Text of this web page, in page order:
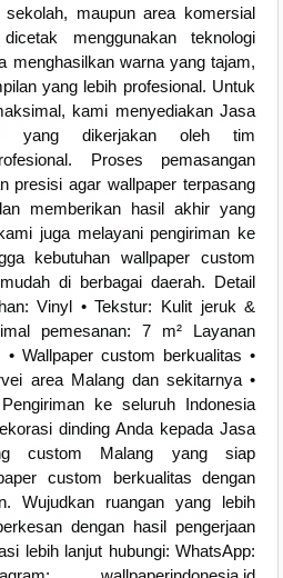
maupun area komersial
menggunakan teknologi
menghasilkan warna yang tajam,
yang lebih profesional. Untuk
kami menyediakan Jasa
yang dikerjakan oleh tim
Proses pemasangan
presisi agar wallpaper terpasang
memberikan hasil akhir yang
juga melayani pengiriman ke
kebutuhan wallpaper custom
di berbagai daerah. Detail
Vinyl • Tekstur: Kulit jeruk &
pemesanan: 7 m² Layanan
Wallpaper custom berkualitas •
area Malang dan sekitarnya •
ke seluruh Indonesia
dinding Anda kepada Jasa
custom Malang yang siap
custom berkualitas dengan
Wujudkan ruangan yang lebih
dengan hasil pengerjaan
lebih lanjut hubungi: WhatsApp: